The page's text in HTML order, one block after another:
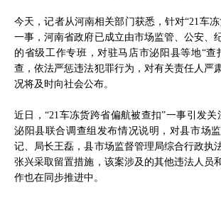
今天，记者从河南相关部门获悉，针对“21车
一事，河南省政府已成立由市场监管、公安、
的省级工作专班，对驻马店市泌阳县等地“查
查，依法严惩违法犯罪行为，对有关责任人严
况将及时向社会公布。
近日，“21车冻货跨省偏航被查扣”一事引发关
泌阳县联合调查组发布情况说明，对县市场
记、局长王磊，县市场监督管理局综合行政执
张兴采取留置措施，该案涉及的其他违法人员
作也在同步推进中。